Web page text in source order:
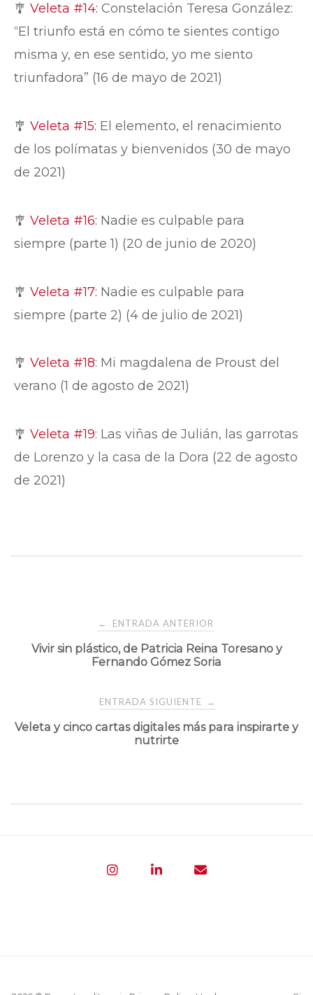
🎐 Veleta #14: Constelación Teresa González:
“El triunfo está en cómo te sientes contigo
misma y, en ese sentido, yo me siento
triunfadora” (16 de mayo de 2021)
🎐 Veleta #15: El elemento, el renacimiento
de los polímatas y bienvenidos (30 de mayo
de 2021)
🎐 Veleta #16: Nadie es culpable para
siempre (parte 1) (20 de junio de 2020)
🎐 Veleta #17: Nadie es culpable para
siempre (parte 2) (4 de julio de 2021)
🎐 Veleta #18: Mi magdalena de Proust del
verano (1 de agosto de 2021)
🎐 Veleta #19: Las viñas de Julián, las garrotas
de Lorenzo y la casa de la Dora (22 de agosto
de 2021)
Navegación
de
← ENTRADA ANTERIOR
Vivir sin plástico, de Patricia Reina Toresano y
Fernando Gómez Soria
ENTRADA SIGUIENTE →
Veleta y cinco cartas digitales más para inspirarte y
nutrirte